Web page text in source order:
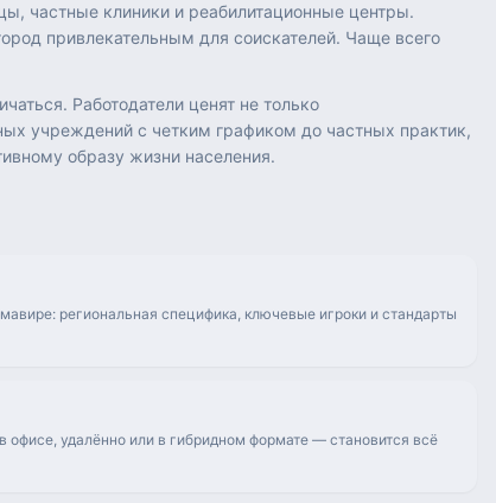
частные клиники и реабилитационные центры.
привлекательным для соискателей. Чаще всего
Работодатели ценят не только
учреждений с четким графиком до частных практик,
образу жизни населения.
региональная специфика, ключевые игроки и стандарты
офисе, удалённо или в гибридном формате — становится всё